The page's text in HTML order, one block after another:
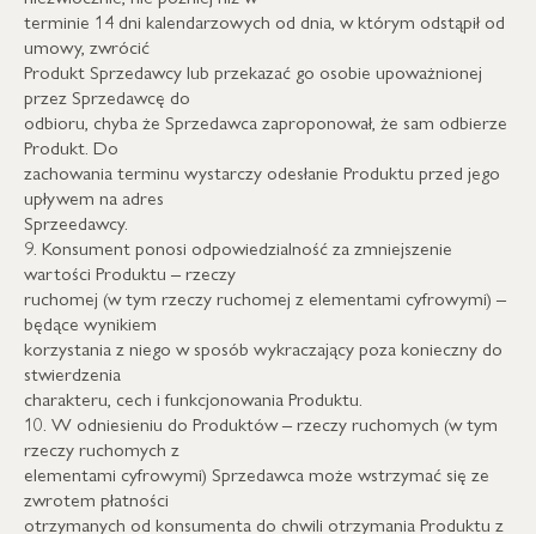
terminie 14 dni kalendarzowych od dnia, w którym odstąpił od
umowy, zwrócić
Produkt Sprzedawcy lub przekazać go osobie upoważnionej
przez Sprzedawcę do
odbioru, chyba że Sprzedawca zaproponował, że sam odbierze
Produkt. Do
zachowania terminu wystarczy odesłanie Produktu przed jego
upływem na adres
Sprzeedawcy.
9. Konsument ponosi odpowiedzialność za zmniejszenie
wartości Produktu – rzeczy
ruchomej (w tym rzeczy ruchomej z elementami cyfrowymi) –
będące wynikiem
korzystania z niego w sposób wykraczający poza konieczny do
stwierdzenia
charakteru, cech i funkcjonowania Produktu.
10. W odniesieniu do Produktów – rzeczy ruchomych (w tym
rzeczy ruchomych z
elementami cyfrowymi) Sprzedawca może wstrzymać się ze
zwrotem płatności
otrzymanych od konsumenta do chwili otrzymania Produktu z